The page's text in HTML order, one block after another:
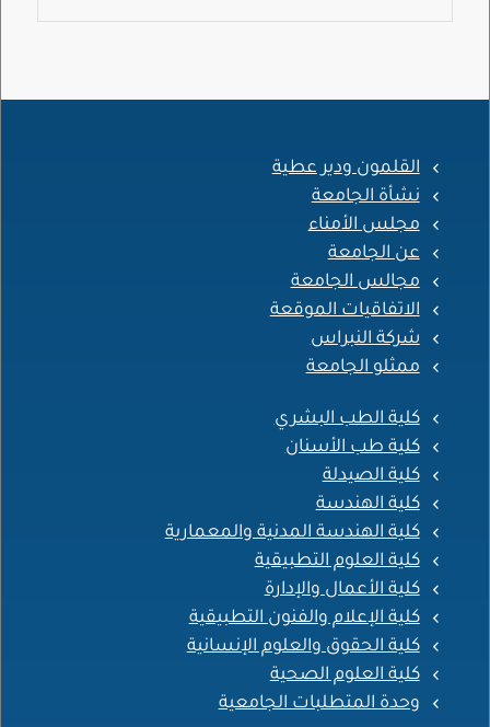
القلمون ودير عطية
نشأة الجامعة
مجلس الأمناء
عن الجامعة
مجالس الجامعة
الاتفاقيات الموقعة
شركة النبراس
ممثلو الجامعة
كلية الطب البشري
كلية طب الأسنان
كلية الصيدلة
كلية الهندسة
كلية الهندسة المدنية والمعمارية
كلية العلوم التطبيقية
كلية الأعمال والإدارة
كلية الإعلام والفنون التطبيقية
كلية الحقوق والعلوم الإنسانية
كلية العلوم الصحية
وحدة المتطلبات الجامعية